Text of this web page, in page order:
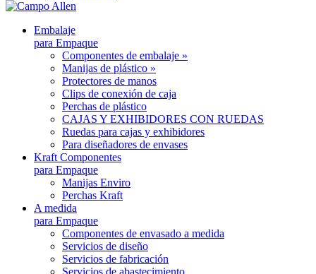
Embalaje
para Empaque
Componentes de embalaje »
Manijas de plástico »
Protectores de manos
Clips de conexión de caja
Perchas de plástico
CAJAS Y EXHIBIDORES CON RUEDAS
Ruedas para cajas y exhibidores
Para diseñadores de envases
Kraft Componentes
para Empaque
Manijas Enviro
Perchas Kraft
A medida
para Empaque
Componentes de envasado a medida
Servicios de diseño
Servicios de fabricación
Servicios de abastecimiento